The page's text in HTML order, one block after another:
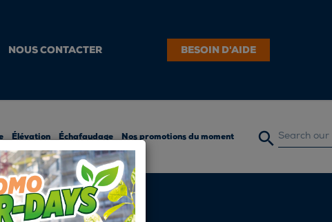
NOUS CONTACTER BESOIN D'AIDE
Élévation Échafaudage Nos promotions du moment 